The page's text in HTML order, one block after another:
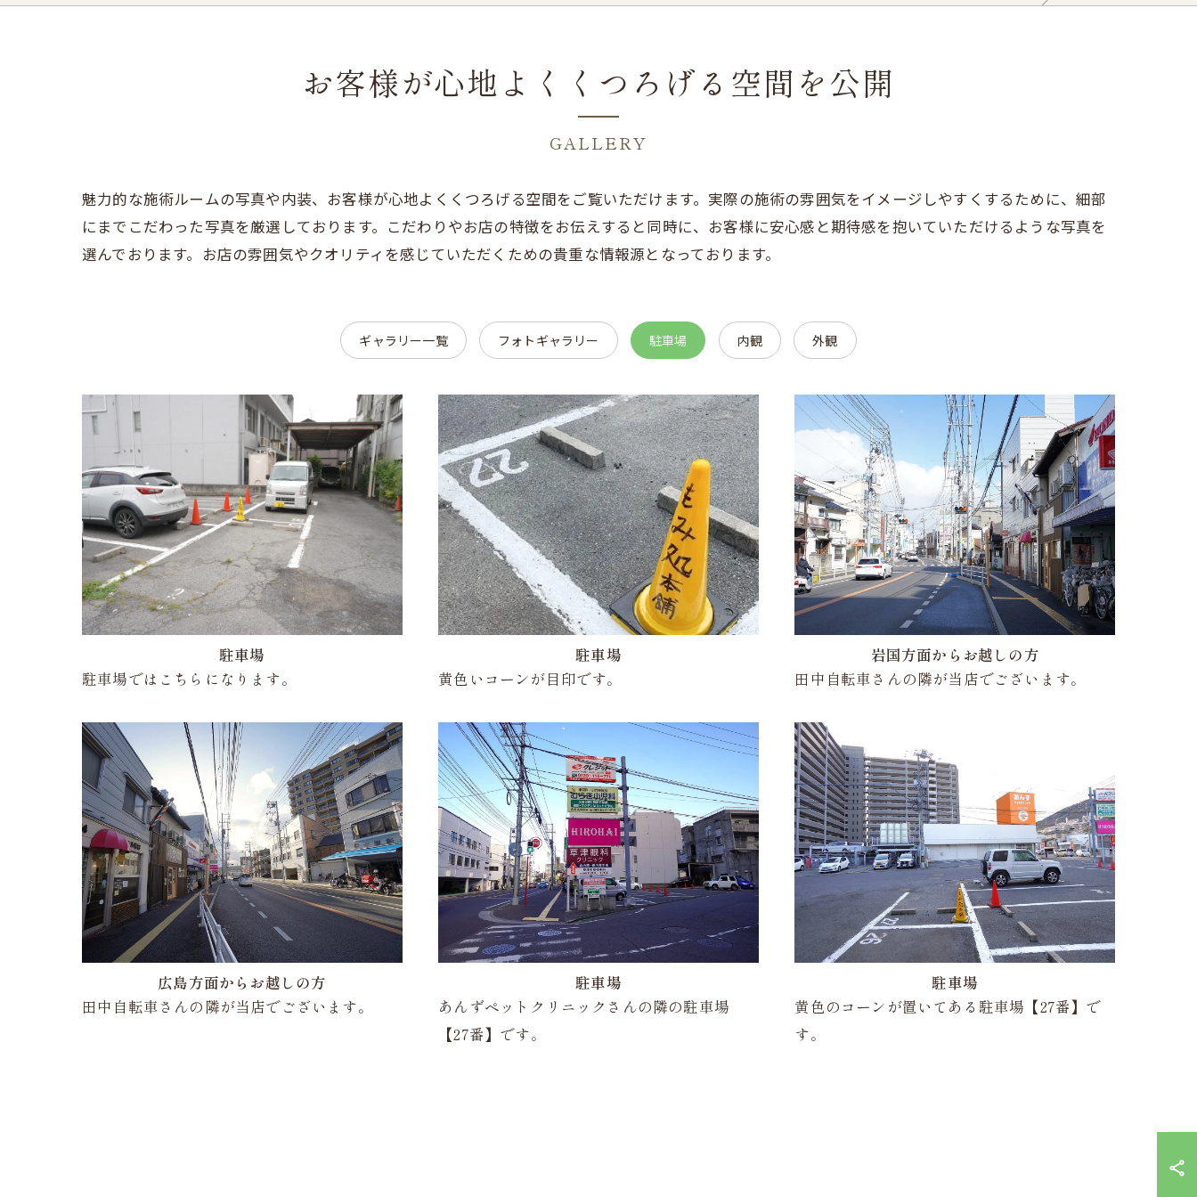
お客様が心地よくくつろげる空間を公開
GALLERY
魅力的な施術ルームの写真や内装、お客様が心地よくくつろげる空間をご覧いただけます。実際の施術の雰囲気をイメージしやすくするために、細部
にまでこだわった写真を厳選しております。こだわりやお店の特徴をお伝えすると同時に、お客様に安心感と期待感を抱いていただけるような写真を
選んでおります。お店の雰囲気やクオリティを感じていただくための貴重な情報源となっております。
ギャラリー一覧 フォトギャラリー 駐車場 内観 外観
駐車場
駐車場ではこちらになります。
駐車場
黄色いコーンが目印です。
岩国方面からお越しの方
田中自転車さんの隣が当店でございます。
広島方面からお越しの方
田中自転車さんの隣が当店でございます。
駐車場
あんずペットクリニックさんの隣の駐車場
【27番】です。
駐車場
黄色のコーンが置いてある駐車場【27番】で
す。